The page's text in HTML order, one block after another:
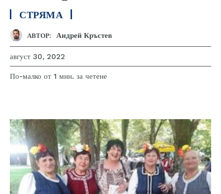
СТРЯМА
АВТОР: Андрей Кръстев
август 30, 2022
По-малко от 1 мин. за четене